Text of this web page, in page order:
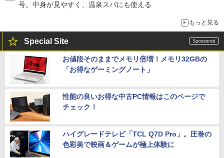
号。中身が見やすく、温泉スパにも使える
もっと見る
Special Site
お値段そのままでメモリ倍増！メモリ32GBの
「お得なゲーミングノート」
性能の良いお得な中古PC情報はこのページで
チェック！
ハイグレードテレビ「TCL Q7D Pro」。圧巻の
色彩美で映画＆ゲームが極上体験に